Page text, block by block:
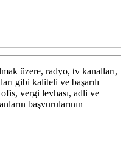
üzere, radyo, tv kanalları,
gibi kaliteli ve başarılı
vergi levhası, adli ve
başvurularının